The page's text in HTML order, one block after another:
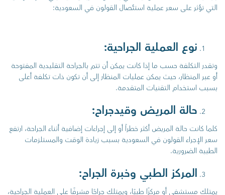
التي تؤثر على سعر عملية استئصال القولون في السعودية:
نوع العملية الجراحية:
وتقدر التكلفة حسب ما إذا كانت يمكن أن تتم بالجراحة التقليدية المفتوحة
أو عبر المنظار، حيث يمكن عمليات المنظار إلى أن تكون ذات تكلفة أعلى
بسبب استخدام التقنيات المتقدمة.
حالة المريض وقيدجراح:
كلما كانت حالة المريض أكثر خطراً أو إلى إجراءات إضافية أثناء الجراحة، ارتفع
سعر الإجراء القولون في السعودية بسبب زيادة الوقت والمستلزمات
الطبية الضرورية.
المركز الطبي وخبرة الجراح:
يمتلك مستشفى أو مركزًا طبيًا، ويمتلك جراحًا مشرفًا على العملية الجراحية،